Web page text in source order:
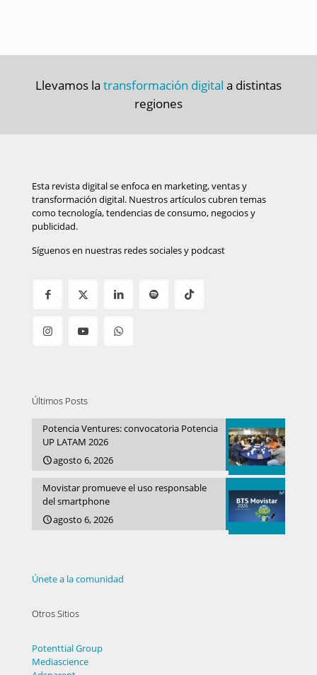
Llevamos la transformación digital a distintas
regiones
Esta revista digital se enfoca en marketing, ventas y
transformación digital. Nuestros artículos cubren temas
como tecnología, tendencias de consumo, negocios y
publicidad.
Síguenos en nuestras redes sociales y podcast
Últimos Posts
Potencia Ventures: convocatoria Potencia
UP LATAM 2026
agosto 6, 2026
Movistar promueve el uso responsable
del smartphone
agosto 6, 2026
Únete a la comunidad
Otros Sitios
Potenttial Group
Mediascience